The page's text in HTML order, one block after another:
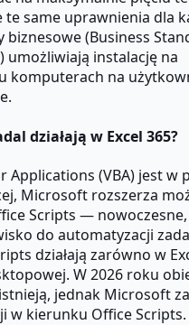
te same uprawnienia dla
biznesowe (Business
umożliwiają instalację na
komputerach na
działają w Excel 365?
Applications (VBA) jest w
Microsoft rozszerza
Scripts —
do automatyzacji
działają zarówno w
W 2026 roku
jednak Microsoft
w kierunku Office Scripts.